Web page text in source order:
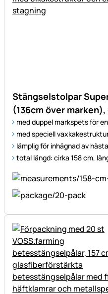
Stängselstolpar
(136cm över
med duppel markspets för
med speciell
lämplig för inhägnad av
total längd: cirka 158 cm,